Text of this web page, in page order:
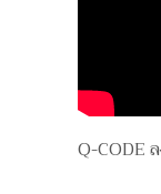
Q-CODE